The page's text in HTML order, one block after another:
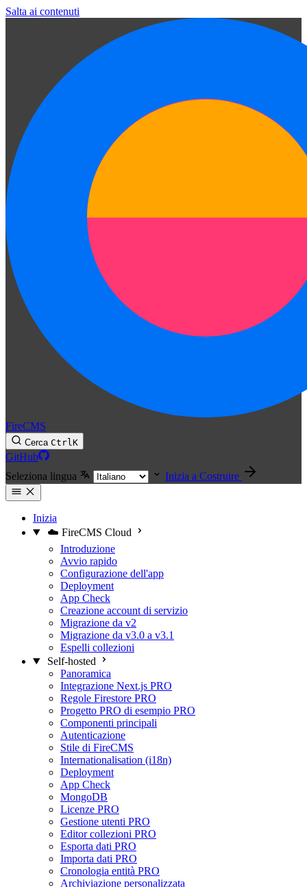
Salta ai contenuti
FireCMS
Cerca CtrlK
GitHub
Seleziona lingua
Inizia a Costruire
Inizia
☁️ FireCMS Cloud
Introduzione
Avvio rapido
Configurazione dell'app
Deployment
App Check
Creazione account di servizio
Migrazione da v2
Migrazione da v3.0 a v3.1
Espelli collezioni
Self-hosted
Panoramica
Integrazione Next.js PRO
Regole Firestore PRO
Progetto PRO di esempio PRO
Componenti principali
Autenticazione
Stile di FireCMS
Internationalisation (i18n)
Deployment
App Check
MongoDB
Licenze PRO
Gestione utenti PRO
Editor collezioni PRO
Esporta dati PRO
Importa dati PRO
Cronologia entità PRO
Archiviazione personalizzata